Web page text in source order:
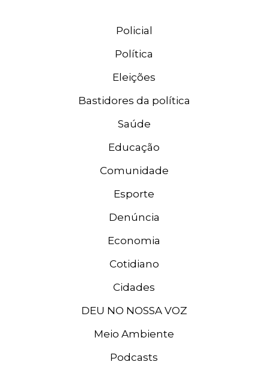
Policial
Política
Eleições
Bastidores da política
Saúde
Educação
Comunidade
Esporte
Denúncia
Economia
Cotidiano
Cidades
DEU NO NOSSA VOZ
Meio Ambiente
Podcasts